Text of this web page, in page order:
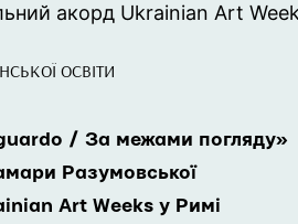
акорд Ukrainian Art
ОСВІТИ
/ За межами погляду»
Разумовської
Art Weeks у Римі